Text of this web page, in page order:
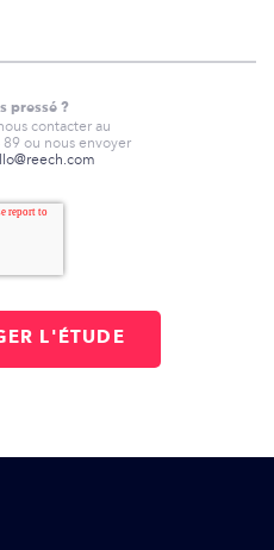
pressé ?
contacter au
ou nous envoyer